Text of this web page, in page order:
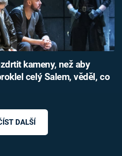
kameny, než aby
celý Salem, věděl, co
DALŠÍ